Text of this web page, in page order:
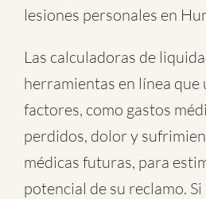
lesiones personales en
Las calculadoras de
herramientas en línea
factores, como gastos
perdidos, dolor y
médicas futuras, para
potencial de su reclamo.